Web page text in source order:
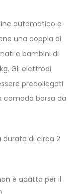
automatico e
una coppia di
e bambini di
Gli elettrodi
precollegati
comoda borsa da
durata di circa 2
è adatta per il